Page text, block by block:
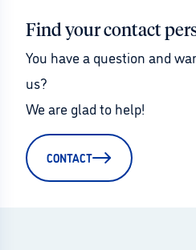
Find your contact
You have a question and
us?
We are glad to help!
CONTACT